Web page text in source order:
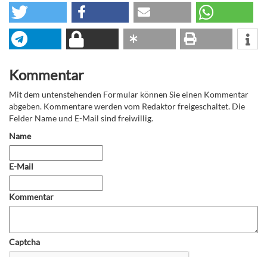
Kommentar
Mit dem untenstehenden Formular können Sie einen Kommentar
abgeben. Kommentare werden vom Redaktor freigeschaltet. Die
Felder Name und E-Mail sind freiwillig.
Name
E-Mail
Kommentar
Captcha